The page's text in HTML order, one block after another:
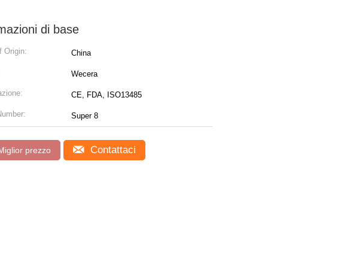
di base
Origin: China
Wecera
CE, FDA, ISO13485
Super 8
prezzo Contattaci